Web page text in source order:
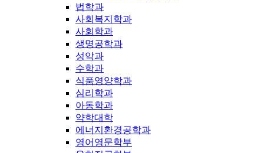
법학과
사회복지학과
사회학과
생명공학과
성악과
수학과
식품영양학과
심리학과
아동학과
약학대학
에너지환경공학과
영어영문학부